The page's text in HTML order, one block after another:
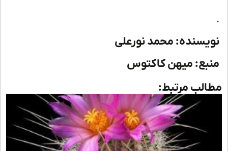
محمد نورعلی
میهن کاکتوس
مرتبط: